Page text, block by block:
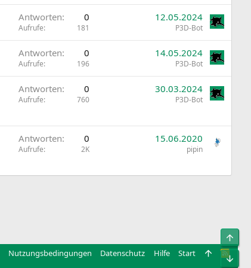
Antworten 0
Aufrufe 181
12.05.2024
P3D-Bot
Antworten 0
Aufrufe 196
14.05.2024
P3D-Bot
Antworten 0
Aufrufe 760
30.03.2024
P3D-Bot
Antworten 0
Aufrufe 2K
15.06.2020
pipin
Nutzungsbedingungen Datenschutz Hilfe Start
R
S